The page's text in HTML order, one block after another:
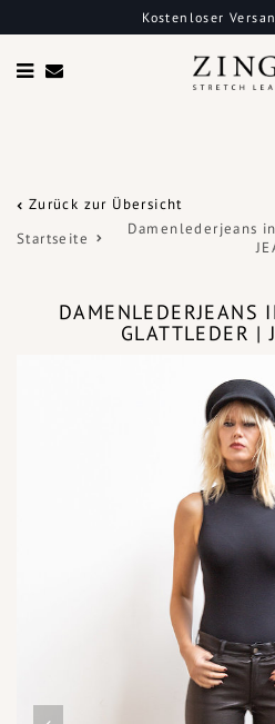
Kostenloser
Zurück zur Übersicht
Startseite
Damenlederjeans
DAMENLEDERJEANS
GLATTLEDER |